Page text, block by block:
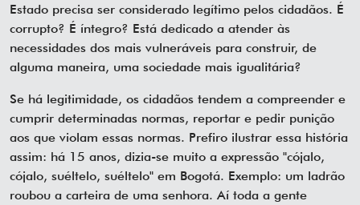
Estado precisa ser considerado legítimo pelos cidadãos. É
corrupto? É íntegro? Está dedicado a atender às
necessidades dos mais vulneráveis para construir, de
alguma maneira, uma sociedade mais igualitária?
Se há legitimidade, os cidadãos tendem a compreender e
cumprir determinadas normas, reportar e pedir punição
aos que violam essas normas. Prefiro ilustrar essa história
assim: há 15 anos, dizia-se muito a expressão "cójalo,
cójalo, suéltelo, suéltelo" em Bogotá. Exemplo: um ladrão
roubou a carteira de uma senhora. Aí toda a gente